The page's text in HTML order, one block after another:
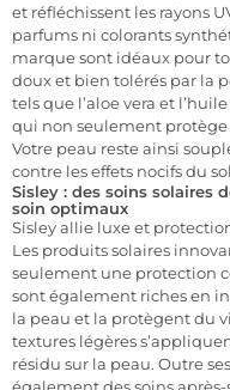
et réfléchissent les rayons
parfums ni colorants
marque sont idéaux pour
doux et bien tolérés par la
tels que l’aloe vera et
qui non seulement
Votre peau reste ainsi
contre les effets nocifs du
Sisley : des soins solaires
soin optimaux
Sisley allie luxe et
Les produits solaires
seulement une protection
sont également riches en
la peau et la protègent du
textures légères
résidu sur la peau. Outre